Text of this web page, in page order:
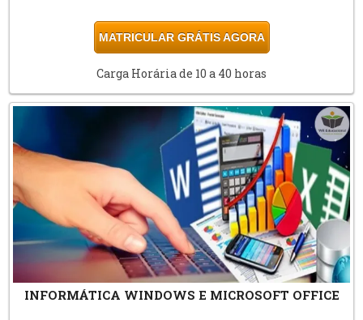
MATRICULAR GRÁTIS AGORA
Carga Horária de 10 a 40 horas
INFORMÁTICA WINDOWS E MICROSOFT OFFICE